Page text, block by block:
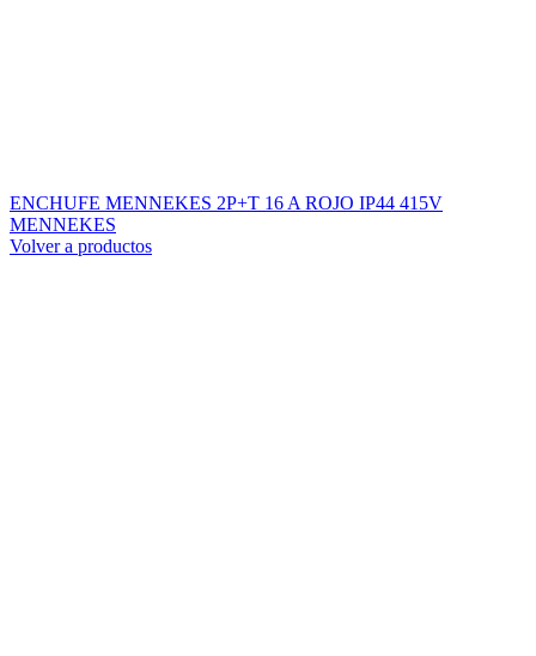
ENCHUFE MENNEKES 2P+T 16 A ROJO IP44 415V
MENNEKES
Volver a productos